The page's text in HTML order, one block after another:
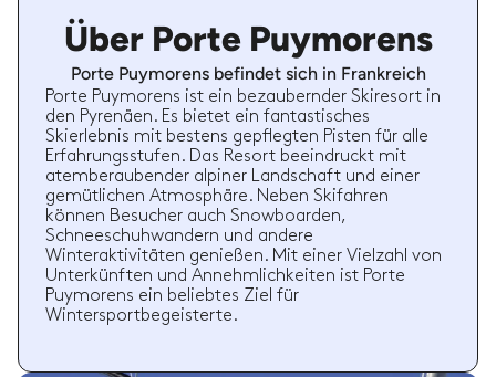
Über Porte Puymorens
Porte Puymorens befindet sich in Frankreich
Porte Puymorens ist ein bezaubernder Skiresort in
den Pyrenäen. Es bietet ein fantastisches
Skierlebnis mit bestens gepflegten Pisten für alle
Erfahrungsstufen. Das Resort beeindruckt mit
atemberaubender alpiner Landschaft und einer
gemütlichen Atmosphäre. Neben Skifahren
können Besucher auch Snowboarden,
Schneeschuhwandern und andere
Winteraktivitäten genießen. Mit einer Vielzahl von
Unterkünften und Annehmlichkeiten ist Porte
Puymorens ein beliebtes Ziel für
Wintersportbegeisterte.